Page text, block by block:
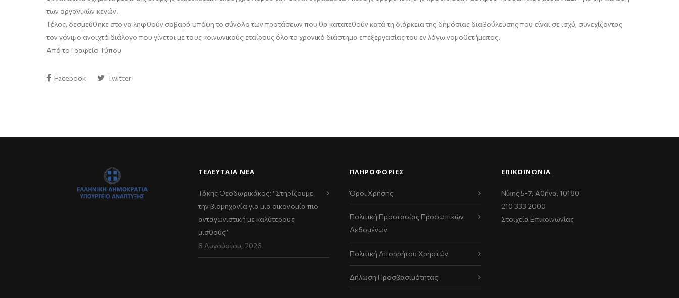
των οργανικών κενών.
Τέλος, δεσμεύθηκε στο να ληφθούν σοβαρά υπόψη το σύνολο των προτάσεων που θα κατατεθούν κατά τη διάρκεια της δημόσιας διαβούλευσης που είναι σε ισχύ, συνεχίζοντας
τον γόνιμο ανοιχτό διάλογο που γίνεται με τους κοινωνικούς εταίρους όλο το χρονικό διάστημα επεξεργασίας του εν λόγω νομοθετήματος.
Από το Γραφείο Τύπου
Facebook Twitter
ΤΕΛΕΥΤΑΊΑ ΝΈΑ
Τάκης Θεοδωρικάκος: “Στηρίζουμε
την βιομηχανία για μια οικονομία πιο
ανταγωνιστική με καλύτερους
μισθούς”
6 Αυγούστου, 2026
ΠΛΗΡΟΦΟΡΙΕΣ
Όροι Χρήσης
Πολιτική Προστασίας Προσωπικών
Δεδομένων
Πολιτική Απορρήτου Χρηστών
Δήλωση Προσβασιμότητας
ΕΠΙΚΟΙΝΩΝΊΑ
Νίκης 5-7, Αθήνα, 10180
210 333 2000
Στοιχεία Επικοινωνίας